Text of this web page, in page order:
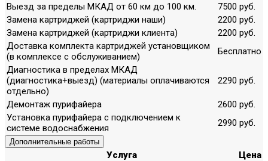
Выезд за пределы МКАД от 60 км до 100 км.
7500 руб.
Замена картриджей (картриджи наши)
2200 руб.
Замена картриджей (картриджи клиента)
2200 руб.
Доставка комплекта картриджей установщиком
(в комплексе с обслуживанием)
Бесплатно
Диагностика в пределах МКАД
(диагностика+выезд) (материалы оплачиваются
отдельно)
2290 руб.
Демонтаж пурифайера
2600 руб.
Установка пурифайера с подключением к
системе водоснабжения
2990 руб.
Дополнительные работы
Услуга
Цена